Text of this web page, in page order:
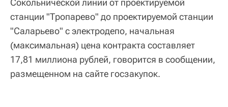
Сокольнической линии от проектируемой
станции "Тропарево" до проектируемой станции
"Саларьево" с электродепо, начальная
(максимальная) цена контракта составляет
17,81 миллиона рублей, говорится в сообщении,
размещенном на сайте госзакупок.